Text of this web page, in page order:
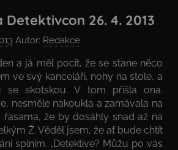
Detektivcon 26. 4. 2013
Autor: Redakce
a já měl pocit, že se stane něco
ve svý kanceláři, nohy na stole, a
se skotskou. V tom přišla ona.
nesměle nakoukla a zamávala na
že by dosáhly snad až na
Ž. Věděl jsem, že ať bude chtít
splním. „Detektive? Můžu po vás